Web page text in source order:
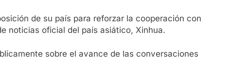
de su país para reforzar la cooperación con
noticias oficial del país asiático, Xinhua.
sobre el avance de las conversaciones